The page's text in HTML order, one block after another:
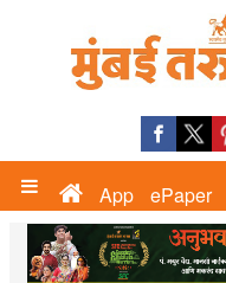
App ePaper